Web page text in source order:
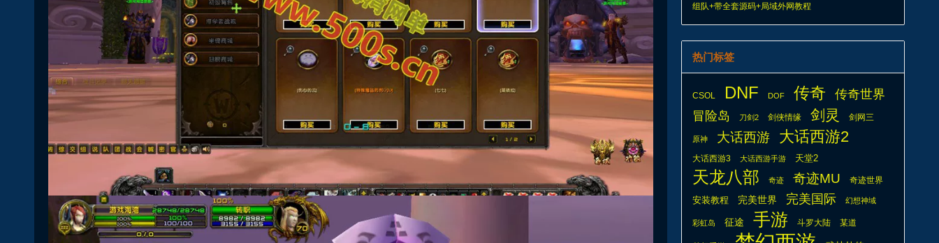
组队+带全套源码+局域外网教程
热门标签
CSOL DNF DOF 传奇 传奇世界
冒险岛 刀剑2 剑侠情缘 剑灵 剑网三
原神 大话西游 大话西游2
大话西游3 大话西游手游 天堂2
天龙八部 奇迹 奇迹MU 奇迹世界
安装教程 完美世界 完美国际 幻想神域
彩虹岛 征途 手游 斗罗大陆 某道